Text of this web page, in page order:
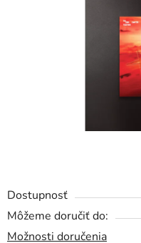
Dostupnosť
Môžeme doručiť do:
Možnosti doručenia